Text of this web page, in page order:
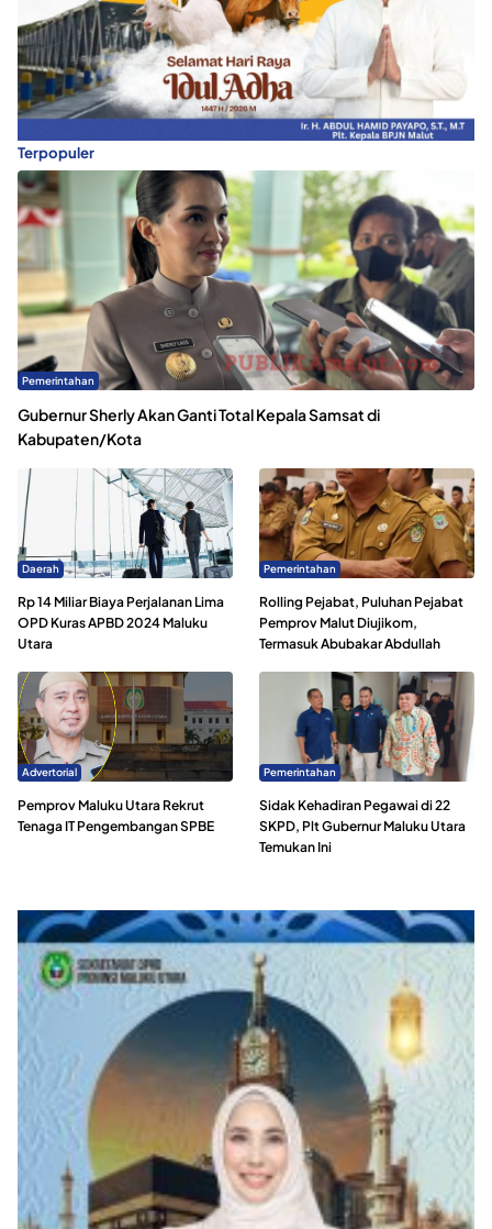
Terpopuler
Pemerintahan
Gubernur Sherly Akan Ganti Total Kepala Samsat di
Kabupaten/Kota
Daerah
Rp 14 Miliar Biaya Perjalanan Lima
OPD Kuras APBD 2024 Maluku
Utara
Pemerintahan
Rolling Pejabat, Puluhan Pejabat
Pemprov Malut Diujikom,
Termasuk Abubakar Abdullah
Advertorial
Pemprov Maluku Utara Rekrut
Tenaga IT Pengembangan SPBE
Pemerintahan
Sidak Kehadiran Pegawai di 22
SKPD, Plt Gubernur Maluku Utara
Temukan Ini